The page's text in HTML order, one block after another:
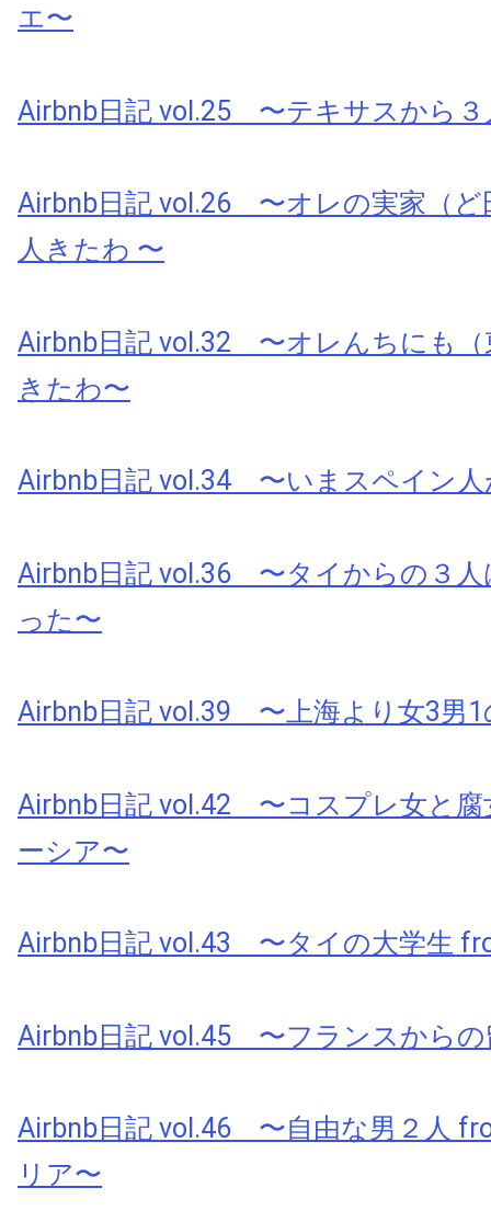
エ〜
Airbnb日記 vol.25 〜テキサスから３
Airbnb日記 vol.26 〜オレの実家（ど
人きたわ 〜
Airbnb日記 vol.32 〜オレんちにも（
きたわ〜
Airbnb日記 vol.34 〜いまスペイン人
Airbnb日記 vol.36 〜タイからの３人
った〜
Airbnb日記 vol.39 〜上海より女3男1
Airbnb日記 vol.42 〜コスプレ女と腐
ーシア〜
Airbnb日記 vol.43 〜タイの大学生
Airbnb日記 vol.45 〜フランスからの
Airbnb日記 vol.46 〜自由な男２人
リア〜